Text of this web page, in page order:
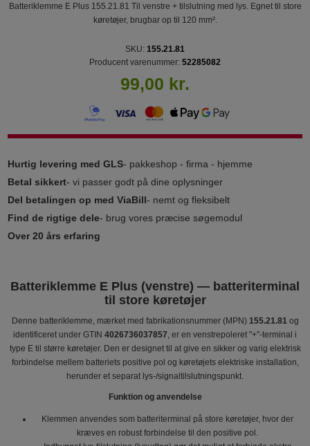
Batteriklemme E Plus 155.21.81 Til venstre + tilslutning med lys. Egnet til store
køretøjer, brugbar op til 120 mm².
SKU: 155.21.81
Producent varenummer: 52285082
99,00 kr.
Hurtig levering med GLS- pakkeshop - firma - hjemme
Betal sikkert- vi passer godt på dine oplysninger
Del betalingen op med ViaBill- nemt og fleksibelt
Find de rigtige dele- brug vores præcise søgemodul
Over 20 års erfaring
Batteriklemme E Plus (venstre) — batteriterminal
til store køretøjer
Denne batteriklemme, mærket med fabrikationsnummer (MPN) 155.21.81 og
identificeret under GTIN 4026736037857 , er en venstrepoleret "+"-terminal i
type E til større køretøjer. Den er designet til at give en sikker og varig elektrisk
forbindelse mellem batteriets positive pol og køretøjets elektriske installation,
herunder et separat lys-/signaltilslutningspunkt.
Funktion og anvendelse
Klemmen anvendes som batteriterminal på store køretøjer, hvor der
kræves en robust forbindelse til den positive pol.